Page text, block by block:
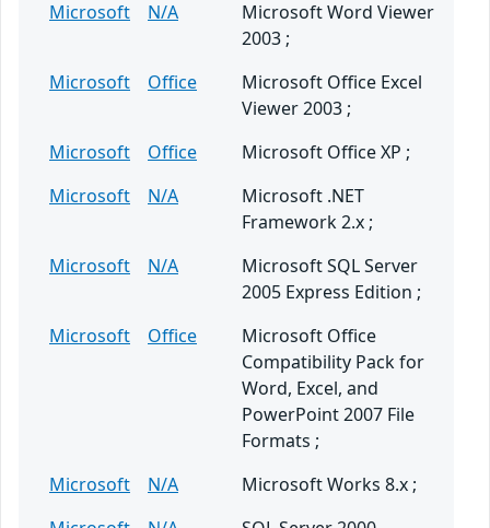
Microsoft
N/A
Microsoft Word Viewer
2003 ;
Microsoft
Office
Microsoft Office Excel
Viewer 2003 ;
Microsoft
Office
Microsoft Office XP ;
Microsoft
N/A
Microsoft .NET
Framework 2.x ;
Microsoft
N/A
Microsoft SQL Server
2005 Express Edition ;
Microsoft
Office
Microsoft Office
Compatibility Pack for
Word, Excel, and
PowerPoint 2007 File
Formats ;
Microsoft
N/A
Microsoft Works 8.x ;